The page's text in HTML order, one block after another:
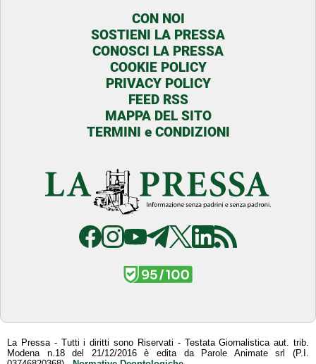
CON NOI
SOSTIENI LA PRESSA
CONOSCI LA PRESSA
COOKIE POLICY
PRIVACY POLICY
FEED RSS
MAPPA DEL SITO
TERMINI e CONDIZIONI
La Pressa - Tutti i diritti sono Riservati - Testata Giornalistica aut. trib.
Modena n.18 del 21/12/2016 è edita da Parole Animate srl (P.I.